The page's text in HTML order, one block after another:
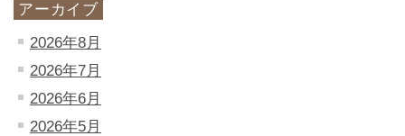
アーカイブ
2026年8月
2026年7月
2026年6月
2026年5月